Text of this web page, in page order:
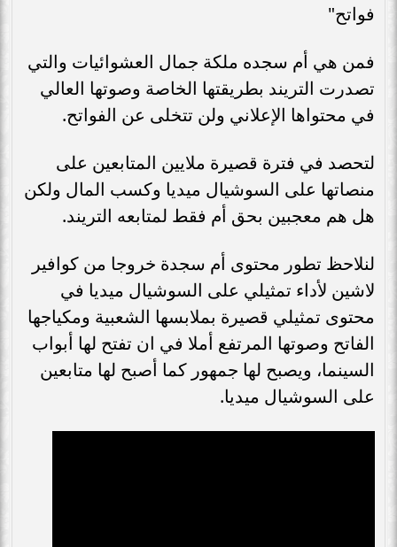
فواتح"
فمن هي أم سجده ملكة جمال العشوائيات والتي
تصدرت التريند بطريقتها الخاصة وصوتها العالي
في محتواها الإعلاني ولن تتخلى عن الفواتح.
لتحصد في فترة قصيرة ملايين المتابعين على
منصاتها على السوشيال ميديا وكسب المال ولكن
هل هم معجبين بحق أم فقط لمتابعه التريند.
لنلاحظ تطور محتوى أم سجدة خروجا من كوافير
لاشين لأداء تمثيلي على السوشيال ميديا في
محتوى تمثيلي قصيرة بملابسها الشعبية ومكياجها
الفاتح وصوتها المرتفع أملا في ان تفتح لها أبواب
السينما، ويصبح لها جمهور كما أصبح لها متابعين
على السوشيال ميديا.